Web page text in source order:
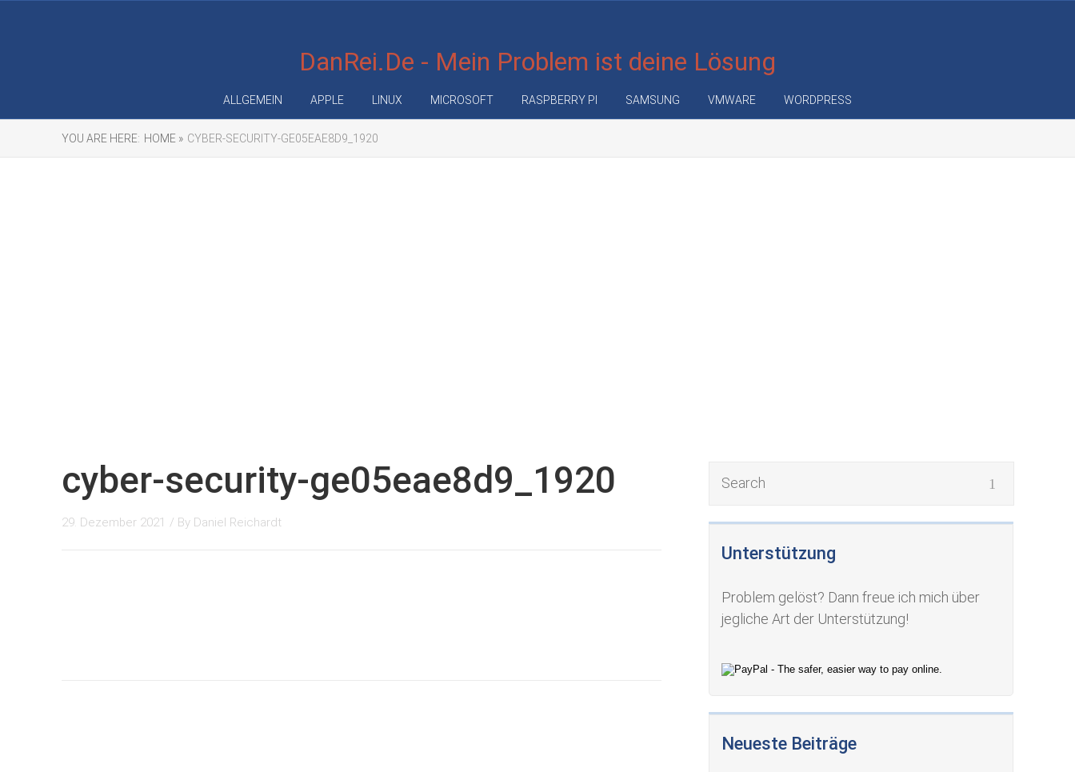
DanRei.De - Mein Problem ist deine Lösung
ALLGEMEIN APPLE LINUX MICROSOFT RASPBERRY PI SAMSUNG VMWARE WORDPRESS
YOU ARE HERE: HOME » CYBER-SECURITY-GE05EAE8D9_1920
Unterstützung
Problem gelöst? Dann freue ich mich über
jegliche Art der Unterstützung!
Neueste Beiträge
cyber-security-ge05eae8d9_1920
29. Dezember 2021 / By Daniel Reichardt